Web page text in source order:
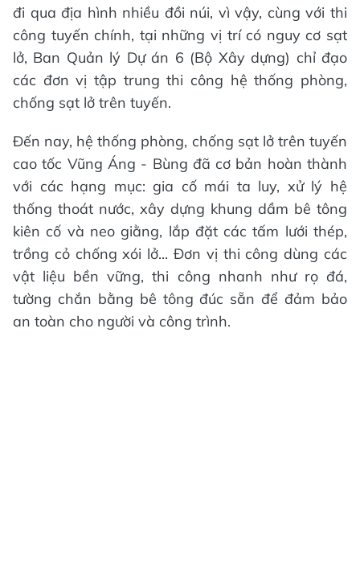
đi qua địa hình nhiều đồi núi, vì vậy, cùng với thi
công tuyến chính, tại những vị trí có nguy cơ sạt
lở, Ban Quản lý Dự án 6 (Bộ Xây dựng) chỉ đạo
các đơn vị tập trung thi công hệ thống phòng,
chống sạt lở trên tuyến.
Đến nay, hệ thống phòng, chống sạt lở trên tuyến
cao tốc Vũng Áng - Bùng đã cơ bản hoàn thành
với các hạng mục: gia cố mái ta luy, xử lý hệ
thống thoát nước, xây dựng khung dầm bê tông
kiên cố và neo giằng, lắp đặt các tấm lưới thép,
trồng cỏ chống xói lở... Đơn vị thi công dùng các
vật liệu bền vững, thi công nhanh như rọ đá,
tường chắn bằng bê tông đúc sẵn để đảm bảo
an toàn cho người và công trình.